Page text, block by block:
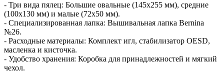
- Три вида пялец: Большие овальные (145х255 мм), средние
(100х130 мм) и малые (72х50 мм).
- Специализированная лапка: Вышивальная лапка Bernina
№26.
- Расходные материалы: Комплект игл, стабилизатор OESD,
масленка и кисточка.
- Удобство хранения: Коробка для принадлежностей и мягкий
чехол.